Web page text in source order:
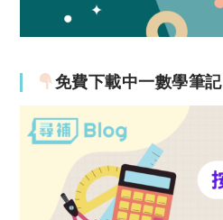
免費下載中一數學筆記